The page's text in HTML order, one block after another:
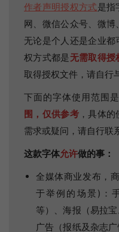
作者声明授权方式是指
网、微信公众号、微
无论是个人还是企业
权方式都是无需取得授
取得授权文件，请自行
下面的字体使用范围
围，仅供参考 ，具体
需求或疑问，请自行联
这款字体允许做的事：
全媒体商业发布，
于举例的场景)：
等）、海报（易拉
广告（报纸及杂志